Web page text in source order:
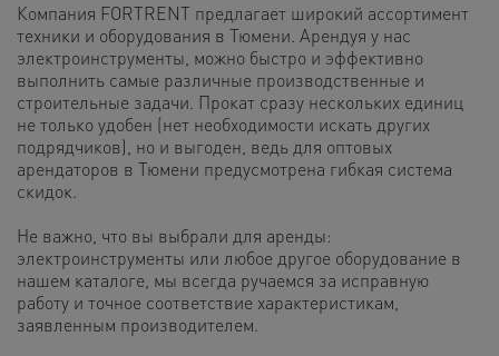
Компания FORTRENT предлагает широкий ассортимент
техники и оборудования в Тюмени. Арендуя у нас
электроинструменты, можно быстро и эффективно
выполнить самые различные производственные и
строительные задачи. Прокат сразу нескольких единиц
не только удобен (нет необходимости искать других
подрядчиков), но и выгоден, ведь для оптовых
арендаторов в Тюмени предусмотрена гибкая система
скидок.
Не важно, что вы выбрали для аренды:
электроинструменты или любое другое оборудование в
нашем каталоге, мы всегда ручаемся за исправную
работу и точное соответствие характеристикам,
заявленным производителем.